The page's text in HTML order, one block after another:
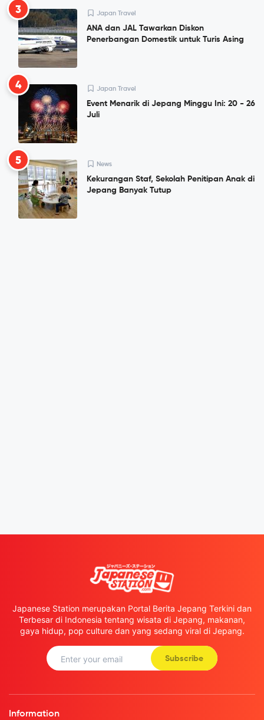
3 Japan Travel
ANA dan JAL Tawarkan Diskon
Penerbangan Domestik untuk Turis Asing
4 Japan Travel
Event Menarik di Jepang Minggu Ini: 20 - 26
Juli
5 News
Kekurangan Staf, Sekolah Penitipan Anak di
Jepang Banyak Tutup
Japanese Station merupakan Portal Berita Jepang Terkini dan
Terbesar di Indonesia tentang wisata di Jepang, makanan,
gaya hidup, pop culture dan yang sedang viral di Jepang.
Subscribe
Information